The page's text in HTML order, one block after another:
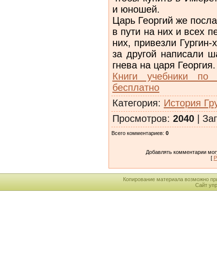
и юношей.
Царь Георгий же
в пути на них и всех
них, привезли
за другой написали
гнева на царя Георгия.
Книги учебники по
бесплатно
Категория: История
Просмотров: 2040 |
Всего комментариев: 0
Добавлять комментарии
[
Копирование материала возможно
Сайт